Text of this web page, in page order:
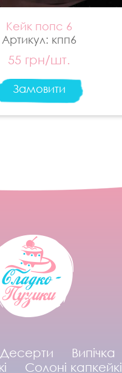
Кейк попс 6
Артикул: кпп6
55 грн/шт.
Замовити
Десерти
Випічка
Солоні капкейкі